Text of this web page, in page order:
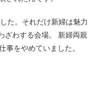
た。それだけ新婦は魅力
ざわする会場。 新婦両親
事をやめていました。